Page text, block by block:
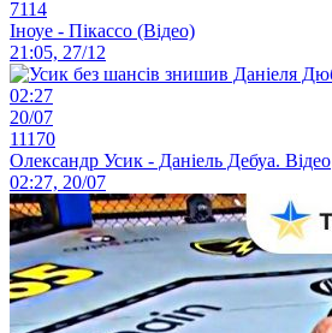
7114
Іноуе - Пікассо (Відео)
21:05, 27/12
02:27
20/07
11170
Олександр Усик - Даніель Дебуа. Відео
02:27, 20/07